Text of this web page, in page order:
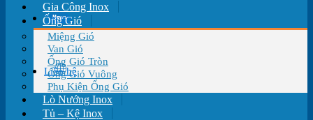
Tin tức
Liên hệ
Gia Công Inox
Ống Gió
Miệng Gió
Van Gió
Ống Gió Tròn
Ống Gió Vuông
Phụ Kiện Ống Gió
Lò Nướng Inox
Tủ – Kệ Inox